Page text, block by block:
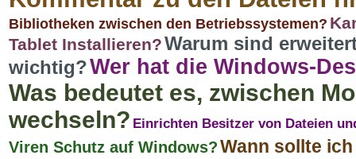
Bibliotheken zwischen den Betriebssystemen?
Tablet Installieren?Warum sind
wichtig?Wer hat die Windows-
Was bedeutet es, zwischen
wechseln? Einrichten Besitzer von Dateien
Viren Schutz auf Windows?Wann sollte